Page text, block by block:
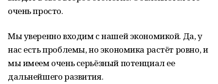
очень просто.
Мы уверенно входим с нашей экономикой. Да, у
нас есть проблемы, но экономика растёт ровно, и
мы имеем очень серьёзный потенциал ее
дальнейшего развития.